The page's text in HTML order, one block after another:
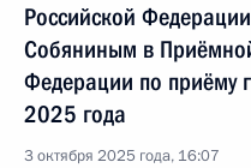
Российской
Собяниным в
Федерации по приёму
2025 года
3 октября 2025 года, 16:07